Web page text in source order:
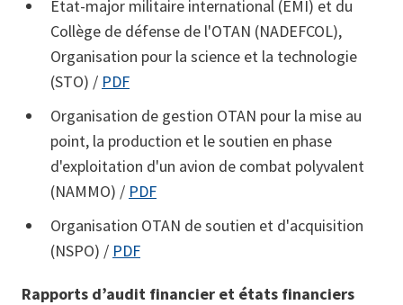
État-major militaire international (EMI) et du
Collège de défense de l'OTAN (NADEFCOL),
Organisation pour la science et la technologie
(STO) / PDF
Organisation de gestion OTAN pour la mise au
point, la production et le soutien en phase
d'exploitation d'un avion de combat polyvalent
(NAMMO) / PDF
Organisation OTAN de soutien et d'acquisition
(NSPO) / PDF
Rapports d’audit financier et états financiers